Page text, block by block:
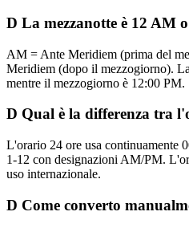
D La mezzanotte è 12 AM
AM = Ante Meridiem (prima del
Meridiem (dopo il mezzogiorno).
mentre il mezzogiorno è 12:00 PM.
D Qual è la differenza tra
L'orario 24 ore usa continuamente
1-12 con designazioni AM/PM.
uso internazionale.
D Come converto